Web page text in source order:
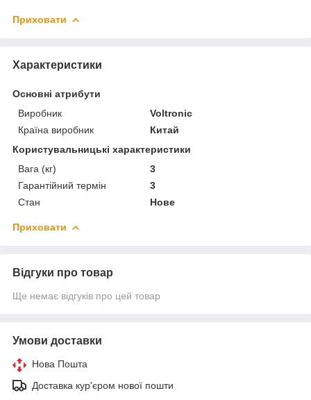
Приховати
Характеристики
Основні атрибути
Виробник
Voltronic
Країна виробник
Китай
Користувальницькі характеристики
Вага (кг)
3
Гарантійний термін
3
Стан
Нове
Приховати
Відгуки про товар
Ще немає відгуків про цей товар
Умови доставки
Нова Пошта
Доставка кур'єром нової пошти